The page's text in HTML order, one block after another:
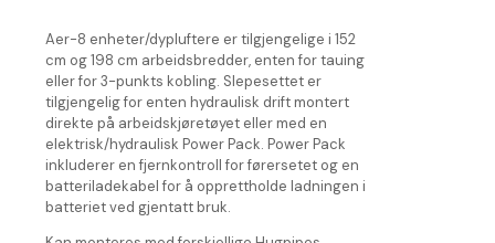
Aer-8 enheter/dypluftere er tilgjengelige i 152
cm og 198 cm arbeidsbredder, enten for tauing
eller for 3-punkts kobling. Slepesettet er
tilgjengelig for enten hydraulisk drift montert
direkte på arbeidskjøretøyet eller med en
elektrisk/hydraulisk Power Pack. Power Pack
inkluderer en fjernkontroll for førersetet og en
batteriladekabel for å opprettholde ladningen i
batteriet ved gjentatt bruk.